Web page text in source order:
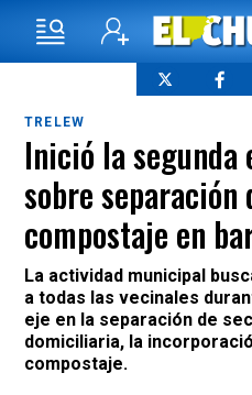
TRELEW
Inició la
sobre separación
compostaje en
La actividad municipal
a todas las vecinales
eje en la separación de
domiciliaria, la
compostaje.